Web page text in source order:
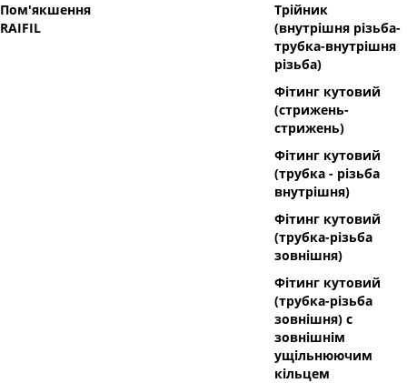
Пом'якшення
RAIFIL
Трійник
(внутрішня різьба-
трубка-внутрішня
різьба)
Фітинг кутовий
(стрижень-
стрижень)
Фітинг кутовий
(трубка - різьба
внутрішня)
Фітинг кутовий
(трубка-різьба
зовнішня)
Фітинг кутовий
(трубка-різьба
зовнішня) с
зовнішнім
ущільнюючим
кільцем